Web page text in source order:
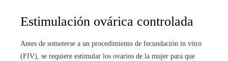
Estimulación ovárica controlada
Antes de someterse a un procedimiento de fecundación in vitro
(FIV), se requiere estimular los ovarios de la mujer para que